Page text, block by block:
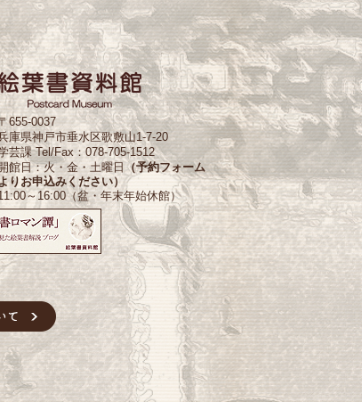
655-0037
庫県神戸市垂水区歌敷山1-7-20
芸課 Tel/Fax：078-705-1512
館日：火・金・土曜日 （予約フォーム
りお申込みください）
～16:00（盆・年末年始休館）